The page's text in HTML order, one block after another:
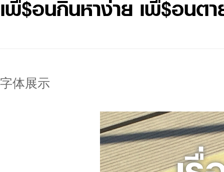
เพื$อนกินหาง่าย เพื$อนตา
字体展示